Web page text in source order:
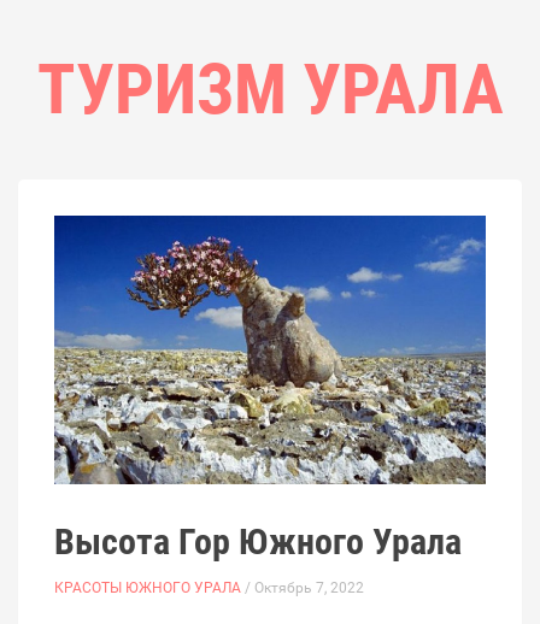
ТУРИЗМ УРАЛА
Высота Гор Южного Урала
КРАСОТЫ ЮЖНОГО УРАЛА / Октябрь 7, 2022